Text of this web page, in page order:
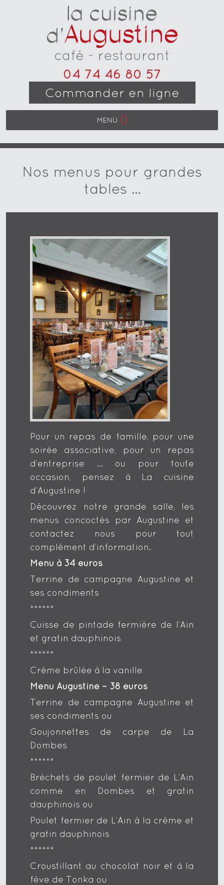
04 74 46 80 57
Commander en ligne
MENU
Nos menus pour grandes
tables …
Pour un repas de famille, pour une
soirée associative, pour un repas
d’entreprise … ou pour toute
occasion, pensez à La cuisine
d’Augustine !
Découvrez notre grande salle, les
menus concoctés par Augustine et
contactez nous pour tout
complément d’information.
Menu à 34 euros
Terrine de campagne Augustine et
ses condiments
******
Cuisse de pintade fermière de l’Ain
et gratin dauphinois
******
Crème brûlée à la vanille
Menu Augustine – 38 euros
Terrine de campagne Augustine et
ses condiments ou
Goujonnettes de carpe de La
Dombes
******
Bréchets de poulet fermier de L’Ain
comme en Dombes et gratin
dauphinois ou
Poulet fermier de L’Ain à la crème et
gratin dauphinois
******
Croustillant au chocolat noir et à la
fève de Tonka ou